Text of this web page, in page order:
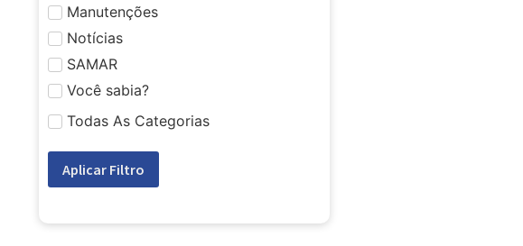
Manutenções
Notícias
SAMAR
Você sabia?
Todas As Categorias
Aplicar Filtro